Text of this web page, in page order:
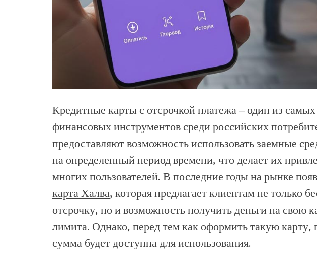
Кредитные карты с отсрочкой платежа – один из
финансовых инструментов среди российских
предоставляют возможность использовать заемные
на определенный период времени, что делает их
многих пользователей. В последние годы на рынке
карта Халва, которая предлагает клиентам не только
отсрочку, но и возможность получить деньги на свою
лимита. Однако, перед тем как оформить такую карту,
сумма будет доступна для использования.